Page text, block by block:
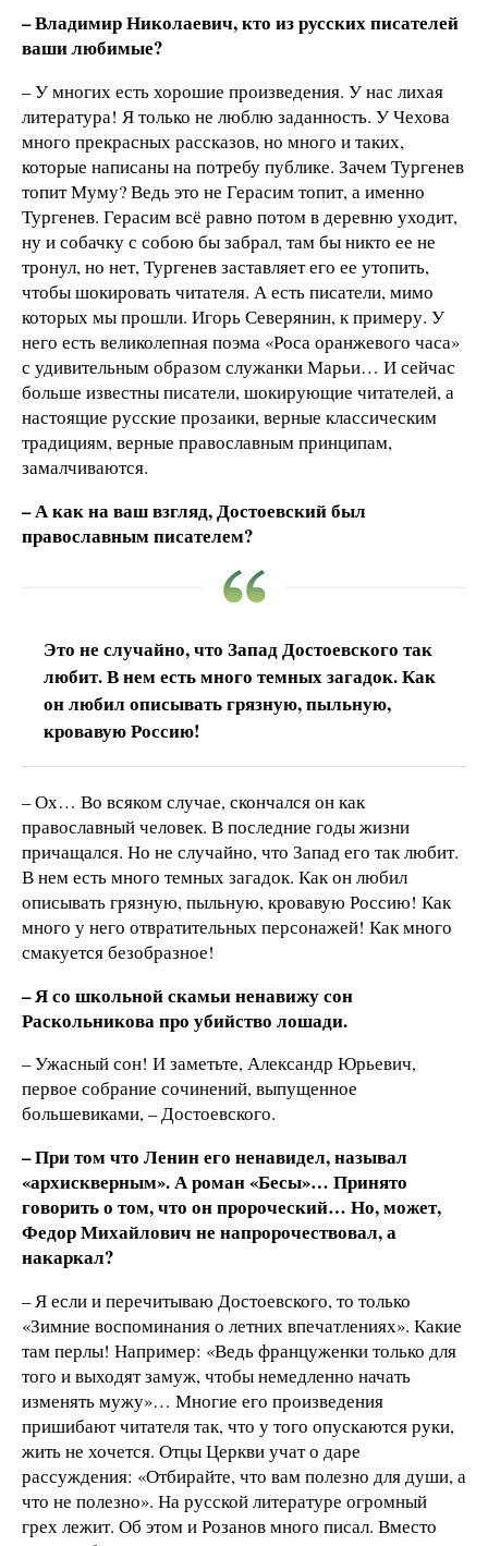
– Владимир Николаевич, кто из русских писателей
ваши любимые?
– У многих есть хорошие произведения. У нас лихая
литература! Я только не люблю заданность. У Чехова
много прекрасных рассказов, но много и таких,
которые написаны на потребу публике. Зачем Тургенев
топит Муму? Ведь это не Герасим топит, а именно
Тургенев. Герасим всё равно потом в деревню уходит,
ну и собачку с собою бы забрал, там бы никто ее не
тронул, но нет, Тургенев заставляет его ее утопить,
чтобы шокировать читателя. А есть писатели, мимо
которых мы прошли. Игорь Северянин, к примеру. У
него есть великолепная поэма «Роса оранжевого часа»
с удивительным образом служанки Марьи… И сейчас
больше известны писатели, шокирующие читателей, а
настоящие русские прозаики, верные классическим
традициям, верные православным принципам,
замалчиваются.
– А как на ваш взгляд, Достоевский был
православным писателем?
Это не случайно, что Запад Достоевского так
любит. В нем есть много темных загадок. Как
он любил описывать грязную, пыльную,
кровавую Россию!
– Ох… Во всяком случае, скончался он как
православный человек. В последние годы жизни
причащался. Но не случайно, что Запад его так любит.
В нем есть много темных загадок. Как он любил
описывать грязную, пыльную, кровавую Россию! Как
много у него отвратительных персонажей! Как много
смакуется безобразное!
– Я со школьной скамьи ненавижу сон
Раскольникова про убийство лошади.
– Ужасный сон! И заметьте, Александр Юрьевич,
первое собрание сочинений, выпущенное
большевиками, – Достоевского.
– При том что Ленин его ненавидел, называл
«архискверным». А роман «Бесы»… Принято
говорить о том, что он пророческий… Но, может,
Федор Михайлович не напророчествовал, а
накаркал?
– Я если и перечитываю Достоевского, то только
«Зимние воспоминания о летних впечатлениях». Какие
там перлы! Например: «Ведь француженки только для
того и выходят замуж, чтобы немедленно начать
изменять мужу»… Многие его произведения
пришибают читателя так, что у того опускаются руки,
жить не хочется. Отцы Церкви учат о даре
рассуждения: «Отбирайте, что вам полезно для души, а
что не полезно». На русской литературе огромный
грех лежит. Об этом и Розанов много писал. Вместо